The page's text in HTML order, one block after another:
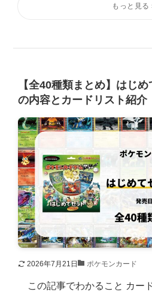
【全40種類まとめ】はじ
の内容とカードリスト紹介
2026年7月21日 ポケモンカード
この記事でわかること カー